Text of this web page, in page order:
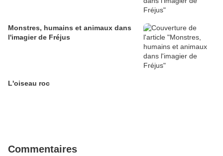
Monstres, humains et animaux dans
l'imagier de Fréjus
L'oiseau roc
Commentaires